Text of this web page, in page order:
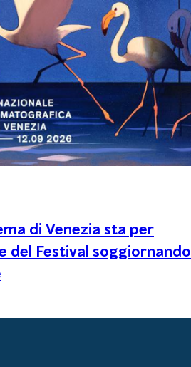
di Venezia sta per
del Festival soggiornando